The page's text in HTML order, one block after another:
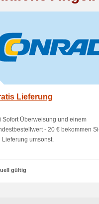
Lieferung
Sofort Überweisung und einem
- 20 € bekommen
Lieferung umsonst.
gültig